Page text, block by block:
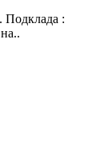
Подклада :